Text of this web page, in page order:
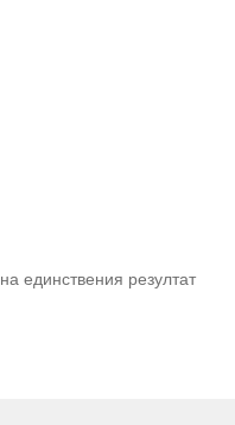
единствения резултат